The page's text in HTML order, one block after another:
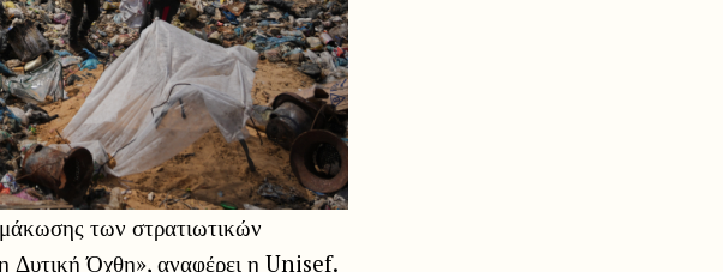
των στρατιωτικών
Δυτική Όχθη», αναφέρει η Unisef.